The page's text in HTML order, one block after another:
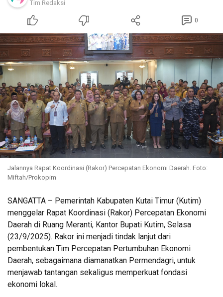
Tim Redaksi
0
Jalannya Rapat Koordinasi (Rakor) Percepatan Ekonomi Daerah. Foto:
Miftah/Prokopim
SANGATTA – Pemerintah Kabupaten Kutai Timur (Kutim)
menggelar Rapat Koordinasi (Rakor) Percepatan Ekonomi
Daerah di Ruang Meranti, Kantor Bupati Kutim, Selasa
(23/9/2025). Rakor ini menjadi tindak lanjut dari
pembentukan Tim Percepatan Pertumbuhan Ekonomi
Daerah, sebagaimana diamanatkan Permendagri, untuk
menjawab tantangan sekaligus memperkuat fondasi
ekonomi lokal.